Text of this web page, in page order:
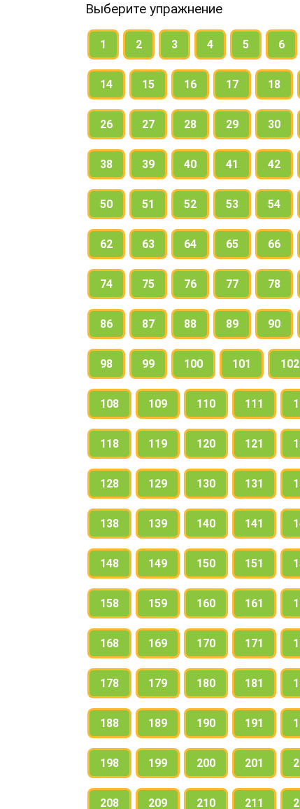
Выберите упражнение
1 2 3 4 5 6
14 15 16 17 18
26 27 28 29 30
38 39 40 41 42
50 51 52 53 54
62 63 64 65 66
74 75 76 77 78
86 87 88 89 90
98 99 100 101 102
108 109 110 111
118 119 120 121
128 129 130 131
138 139 140 141
148 149 150 151
158 159 160 161
168 169 170 171
178 179 180 181
188 189 190 191
198 199 200 201
208 209 210 211